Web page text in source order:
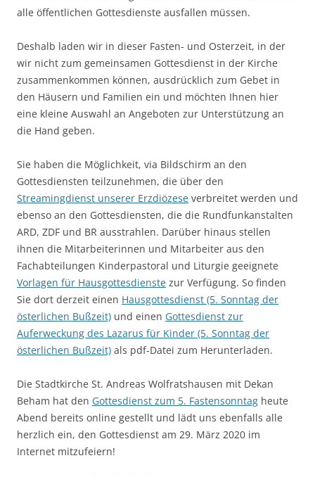
alle öffentlichen Gottesdienste ausfallen müssen.
Deshalb laden wir in dieser Fasten- und Osterzeit, in der
wir nicht zum gemeinsamen Gottesdienst in der Kirche
zusammenkommen können, ausdrücklich zum Gebet in
den Häusern und Familien ein und möchten Ihnen hier
eine kleine Auswahl an Angeboten zur Unterstützung an
die Hand geben.
Sie haben die Möglichkeit, via Bildschirm an den
Gottesdiensten teilzunehmen, die über den
Streamingdienst unserer Erzdiözese verbreitet werden und
ebenso an den Gottesdiensten, die die Rundfunkanstalten
ARD, ZDF und BR ausstrahlen. Darüber hinaus stellen
ihnen die Mitarbeiterinnen und Mitarbeiter aus den
Fachabteilungen Kinderpastoral und Liturgie geeignete
Vorlagen für Hausgottesdienste zur Verfügung. So finden
Sie dort derzeit einen Hausgottesdienst (5. Sonntag der
österlichen Bußzeit) und einen Gottesdienst zur
Auferweckung des Lazarus für Kinder (5. Sonntag der
österlichen Bußzeit) als pdf-Datei zum Herunterladen.
Die Stadtkirche St. Andreas Wolfratshausen mit Dekan
Beham hat den Gottesdienst zum 5. Fastensonntag heute
Abend bereits online gestellt und lädt uns ebenfalls alle
herzlich ein, den Gottesdienst am 29. März 2020 im
Internet mitzufeiern!